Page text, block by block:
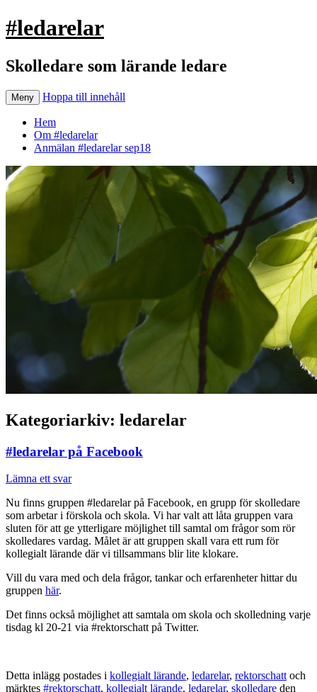
#ledarelar
Skolledare som lärande ledare
Meny Hoppa till innehåll
Hem
Om #ledarelar
Anmälan #ledarelar sep18
Kategoriarkiv: ledarelar
#ledarelar på Facebook
Lämna ett svar
Nu finns gruppen #ledarelar på Facebook, en grupp för skolledare
som arbetar i förskola och skola. Vi har valt att låta gruppen vara
sluten för att ge ytterligare möjlighet till samtal om frågor som rör
skolledares vardag. Målet är att gruppen skall vara ett rum för
kollegialt lärande där vi tillsammans blir lite klokare.
Vill du vara med och dela frågor, tankar och erfarenheter hittar du
gruppen här.
Det finns också möjlighet att samtala om skola och skolledning varje
tisdag kl 20-21 via #rektorschatt på Twitter.
Detta inlägg postades i kollegialt lärande, ledarelar, rektorschatt och
märktes #rektorschatt, kollegialt lärande, ledarelar, skolledare den